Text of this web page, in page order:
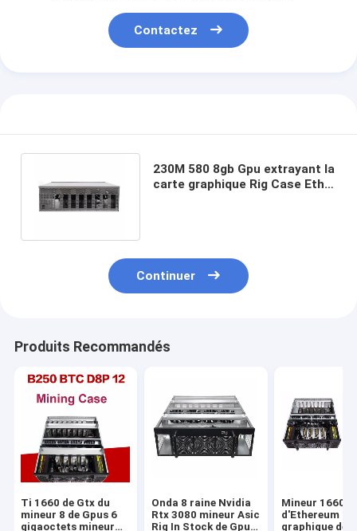
Contactez
230M 580 8gb Gpu extrayant la
carte graphique Rig Case Eth
Continuer
Produits Recommandés
Ti 1660 de Gtx du
mineur 8 de Gpus 6
gigaoctets mineur
Onda 8 raine Nvidia
Rtx 3080 mineur Asic
Rig In Stock de Gpu
Mineur 1660
d'Ethereum
graphique de